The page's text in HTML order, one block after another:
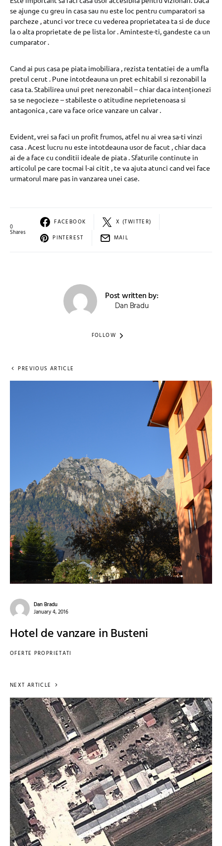
se ajunge cu greu in casa sau nu este loc pentru cumparatori sa
parcheze , atunci vor trece cu vederea proprietatea ta si de duce
la o alta proprietate de pe lista lor . Aminteste-ti, gandeste ca un
cumparator .
Cand ai pus casa pe piata imobiliara , rezista tentatiei de a umfla
pretul cerut . Pune intotdeauna un pret echitabil si rezonabil la
casa ta. Stabilirea unui pret nerezonabil – chiar daca intenționezi
sa se negocieze – stabileste o atitudine neprietenoasa si
antagonica , care va face orice vanzare un calvar .
Evident, vrei sa faci un profit frumos, atfel nu ai vrea sa-ti vinzi
casa . Acest lucru nu este intotdeauna usor de facut , chiar daca
ai de a face cu conditii ideale de piata . Sfaturile continute in
articolul pe care tocmai l-ai citit , te va ajuta atunci cand vei face
urmatorul mare pas in vanzarea unei case.
0
Shares
FACEBOOK
X (TWITTER)
PINTEREST
MAIL
Post written by:
Dan Bradu
FOLLOW
PREVIOUS ARTICLE
Dan Bradu
January 4, 2016
Hotel de vanzare in Busteni
OFERTE PROPRIETATI
NEXT ARTICLE